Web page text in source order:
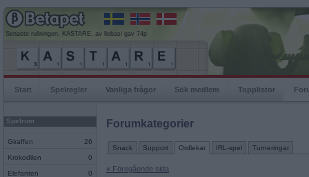
Senaste rullningen, KASTARE, av llebasi gav 74p
Start Spelregler Vanliga frågor Sök medlem Topplistor
Spelrum
Giraffen 26
Krokodilen 0
Elefanten
0
Forumkategorier
Snack Support Ordlekar IRL-spel Turneringar
« Föregående sida